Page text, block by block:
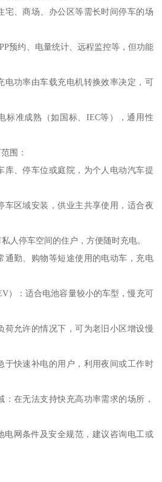
宅、商场、办公区等需长时间停车的场
预约、电量统计、远程监控等，但功能
电功率由车载充电机转换效率决定，可
标准成熟（如国标、IEC等），通用性
围：
库、停车位或庭院，为个人电动汽车提
车区域安装，供业主共享使用，适合夜
人停车空间的住户，方便随时充电。
通勤、购物等短途使用的电动车，充电
）：适合电池容量较小的车型，慢充可
荷允许的情况下，可为老旧小区增设慢
于快速补电的用户，利用夜间或工作时
在无法支持快充高功率需求的场所，
电网条件及安全规范，建议咨询电工或